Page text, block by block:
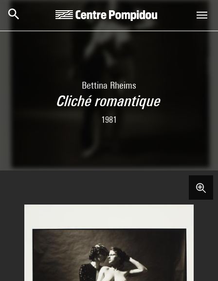
Bettina Rheims
Cliché romantique
1981